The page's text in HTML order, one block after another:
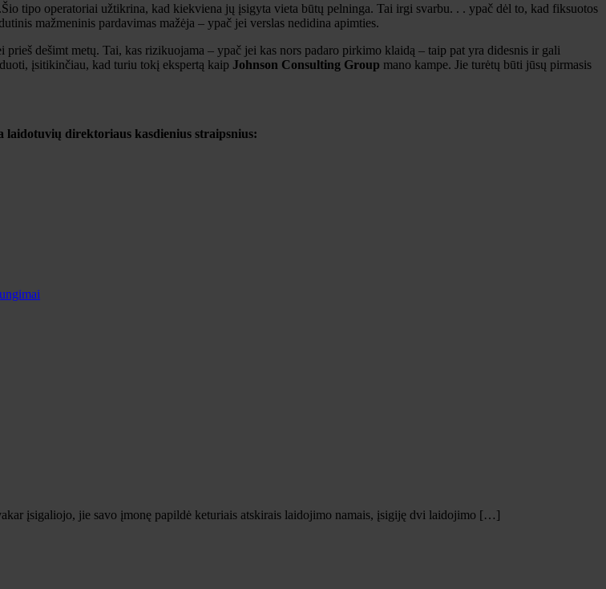
tipo operatoriai užtikrina, kad kiekviena jų įsigyta vieta būtų pelninga. Tai irgi svarbu. . . ypač dėl to, kad fiksuotos
mažmeninis pardavimas mažėja – ypač jei verslas nedidina apimties.
dešimt metų. Tai, kas rizikuojama – ypač jei kas nors padaro pirkimo klaidą – taip pat yra didesnis ir gali
įsitikinčiau, kad turiu tokį ekspertą kaip Johnson Consulting Group mano kampe. Jie turėtų būti jūsų pirmasis
laidotuvių direktoriaus kasdienius straipsnius:
įsigaliojo, jie savo įmonę papildė keturiais atskirais laidojimo namais, įsigiję dvi laidojimo […]